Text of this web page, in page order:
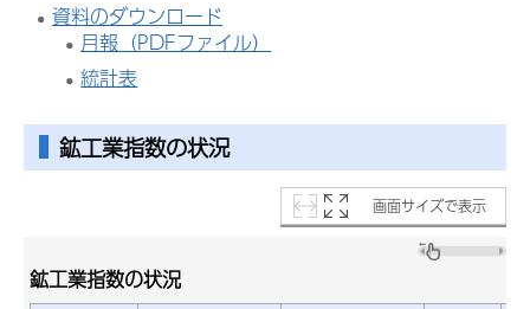
資料のダウンロード
月報（PDFファイル）
統計表
鉱工業指数の状況
画面サイズで表示
鉱工業指数の状況